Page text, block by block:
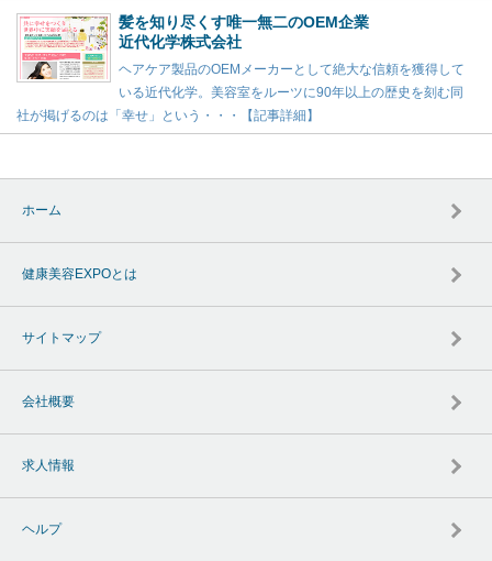
髪を知り尽くす唯一無二のOEM企業
近代化学株式会社
ヘアケア製品のOEMメーカーとして絶大な信頼を獲得して
いる近代化学。美容室をルーツに90年以上の歴史を刻む同
社が掲げるのは「幸せ」という・・・【記事詳細】
ホーム
健康美容EXPOとは
サイトマップ
会社概要
求人情報
ヘルプ